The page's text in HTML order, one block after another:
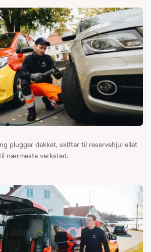
plugger dekket, skifter til reservehjul ellet
nærmeste verksted.